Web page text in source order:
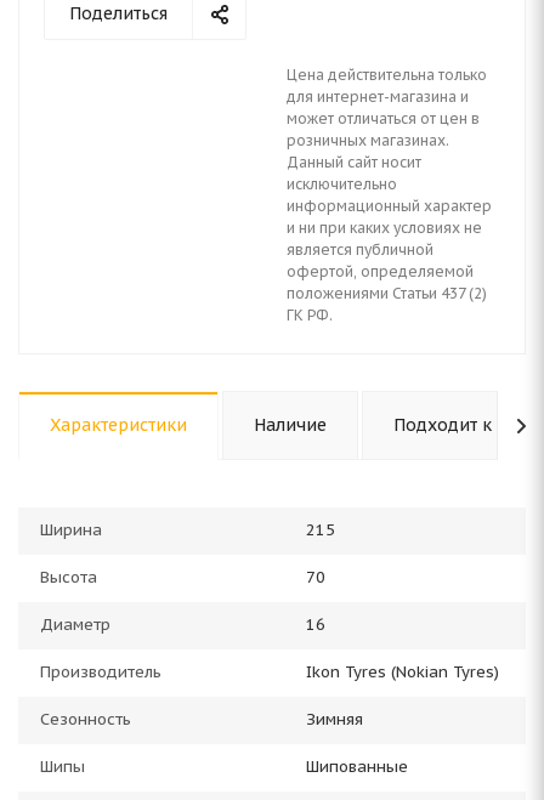
Поделиться
Цена действительна только
для интернет-магазина и
может отличаться от цен в
розничных магазинах.
Данный сайт носит
исключительно
информационный характер
и ни при каких условиях не
является публичной
офертой, определяемой
положениями Статьи 437 (2)
ГК РФ.
Характеристики Наличие Подходит к авто
Ширина 215
Высота 70
Диаметр 16
Производитель Ikon Tyres (Nokian Tyres)
Сезонность Зимняя
Шипы Шипованные